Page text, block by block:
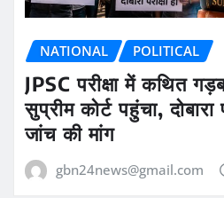
NATIONAL POLITICAL
JPSC परीक्षा में कथित
सुप्रीम कोर्ट पहुंचा, दोबारा
जांच की मांग
gbn24news@gmail.com